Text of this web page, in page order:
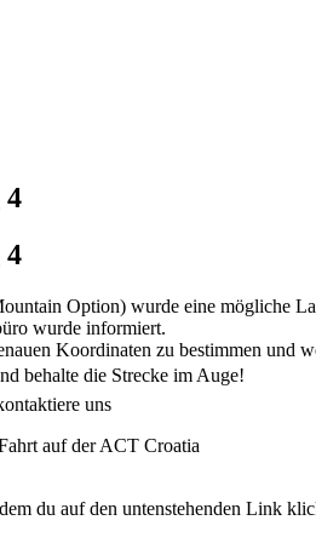
4
4
Option) wurde eine mögliche
wurde informiert.
Koordinaten zu bestimmen und
behalte die Strecke im Auge!
uns
auf der ACT Croatia
du auf den untenstehenden Link